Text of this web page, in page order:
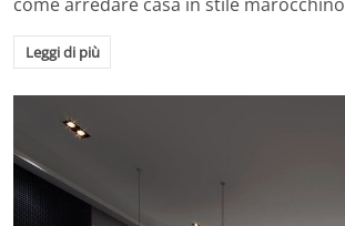
Leggi di più